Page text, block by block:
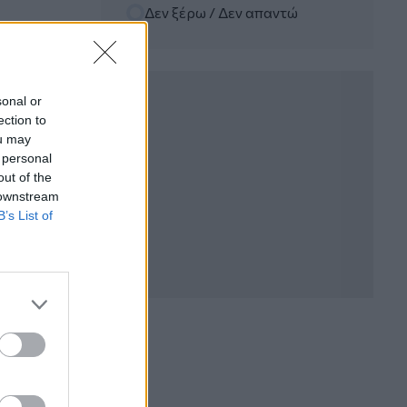
or
to
may
of the
List of
06.08.2026 - 12:22
Kavita Patel - PhARMA Innovation
Forum: Ένα στα πέντε καινοτόμα
Δεν ξέρω / Δεν απαντώ